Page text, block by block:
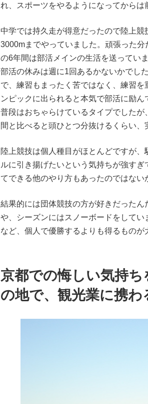
れ、スポーツをやるようになってからは
中学では持久走が得意だったので陸上
3000mまでやっていました。頑張った
の6年間は部活メインの生活を送っていま
部活の休みは週に1回あるかないかでし
で、練習もまったく苦ではなく、練習
ンピックに出られると本気で部活に励ん
普段はおちゃらけているタイプでした
間と比べると頭ひとつ分抜けるくらい、
陸上競技は個人種目がほとんどですが
ルに引き揚げたいという気持ちが強す
てできる他のやり方もあったのではない
結果的には団体競技の方が好きだった
や、シーズンにはスノーボードをして
など、個人で優勝するよりも得るものが
京都での悔しい気持
の地で、観光業に携わ